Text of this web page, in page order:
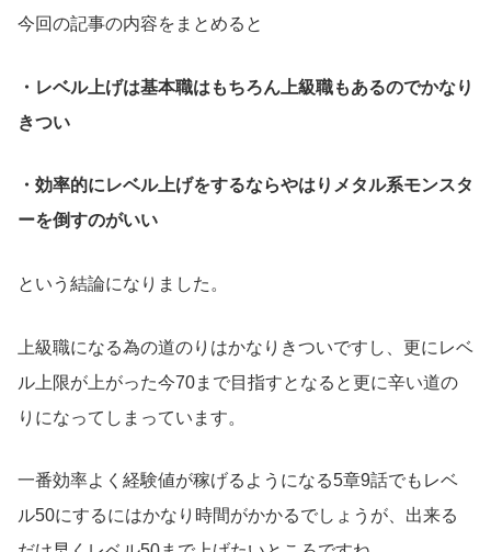
今回の記事の内容をまとめると
・レベル上げは基本職はもちろん上級職もあるのでかなり
きつい
・効率的にレベル上げをするならやはりメタル系モンスタ
ーを倒すのがいい
という結論になりました。
上級職になる為の道のりはかなりきついですし、更にレベ
ル上限が上がった今70まで目指すとなると更に辛い道の
りになってしまっています。
一番効率よく経験値が稼げるようになる5章9話でもレベ
ル50にするにはかなり時間がかかるでしょうが、出来る